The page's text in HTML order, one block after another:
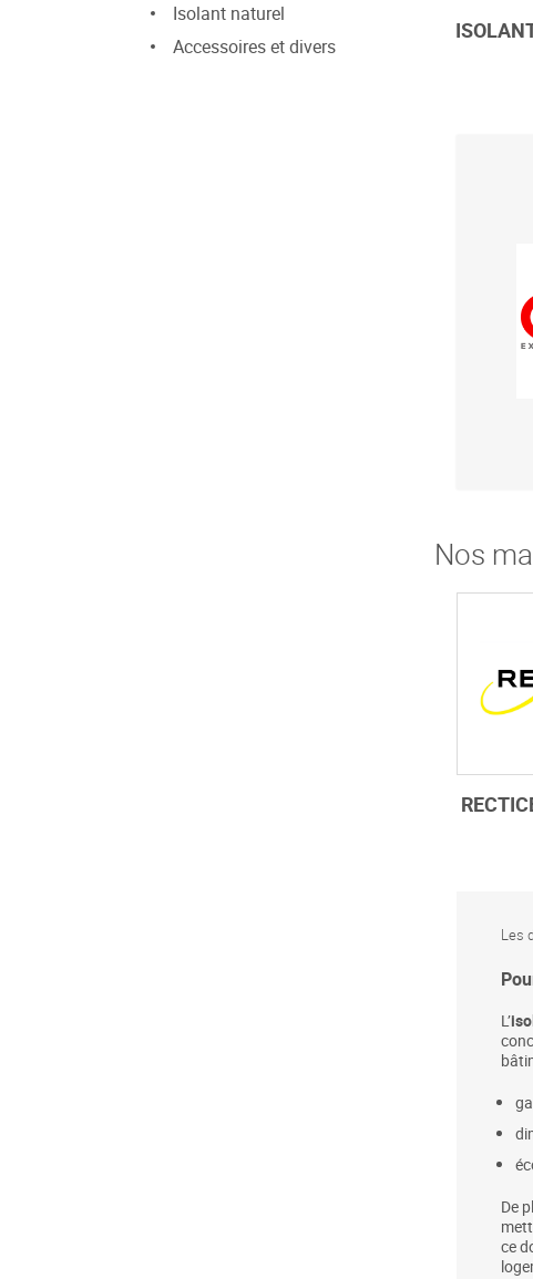
Nos
Les
L’
De
ce
Isolant naturel
Accessoires et divers